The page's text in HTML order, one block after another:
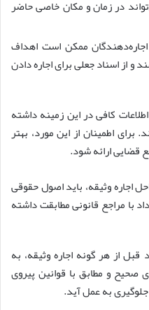
در زمان و مکان خاصی حاضر
ممکن است اهداف
و از اسناد جعلی برای اجاره ‌دادن
کافی در این زمینه داشته
برای اطمینان از این مورد، بهتر
قضایی ارائه شود.
اجاره وثیقه، باید اصول حقوقی
با مراجع قانونی مطابقت داشته
از هر گونه اجاره وثیقه، به
صحیح و مطابق با قوانین پیروی
به عمل آید.